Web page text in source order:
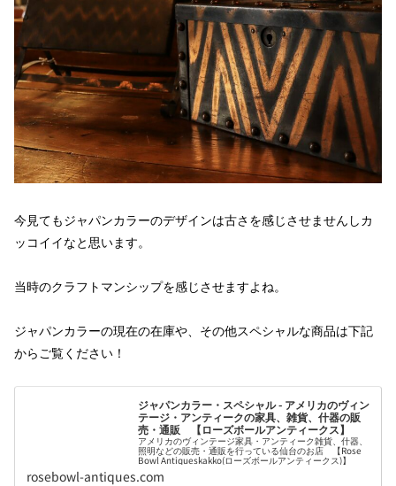
今見てもジャパンカラーのデザインは古さを感じさせませんしカ
ッコイイなと思います。
当時のクラフトマンシップを感じさせますよね。
ジャパンカラーの現在の在庫や、その他スペシャルな商品は下記
からご覧ください！
ジャパンカラー・スペシャル - アメリカのヴィン
テージ・アンティークの家具、雑貨、什器の販
売・通販 【ローズボールアンティークス】
アメリカのヴィンテージ家具・アンティーク雑貨、什器、
照明などの販売・通販を行っている仙台のお店 【Rose
Bowl Antiqueskakko(ローズボールアンティークス)】
rosebowl-antiques.com